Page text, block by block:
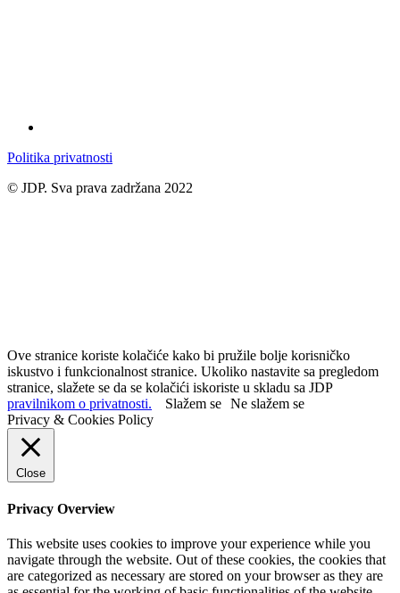
Politika privatnosti
© JDP. Sva prava zadržana 2022
Ove stranice koriste kolačiće kako bi pružile bolje korisničko
iskustvo i funkcionalnost stranice. Ukoliko nastavite sa pregledom
stranice, slažete se da se kolačići iskoriste u skladu sa JDP
pravilnikom o privatnosti.
Slažem se Ne slažem se
Privacy & Cookies Policy
Close
Privacy Overview
This website uses cookies to improve your experience while you
navigate through the website. Out of these cookies, the cookies that
are categorized as necessary are stored on your browser as they are